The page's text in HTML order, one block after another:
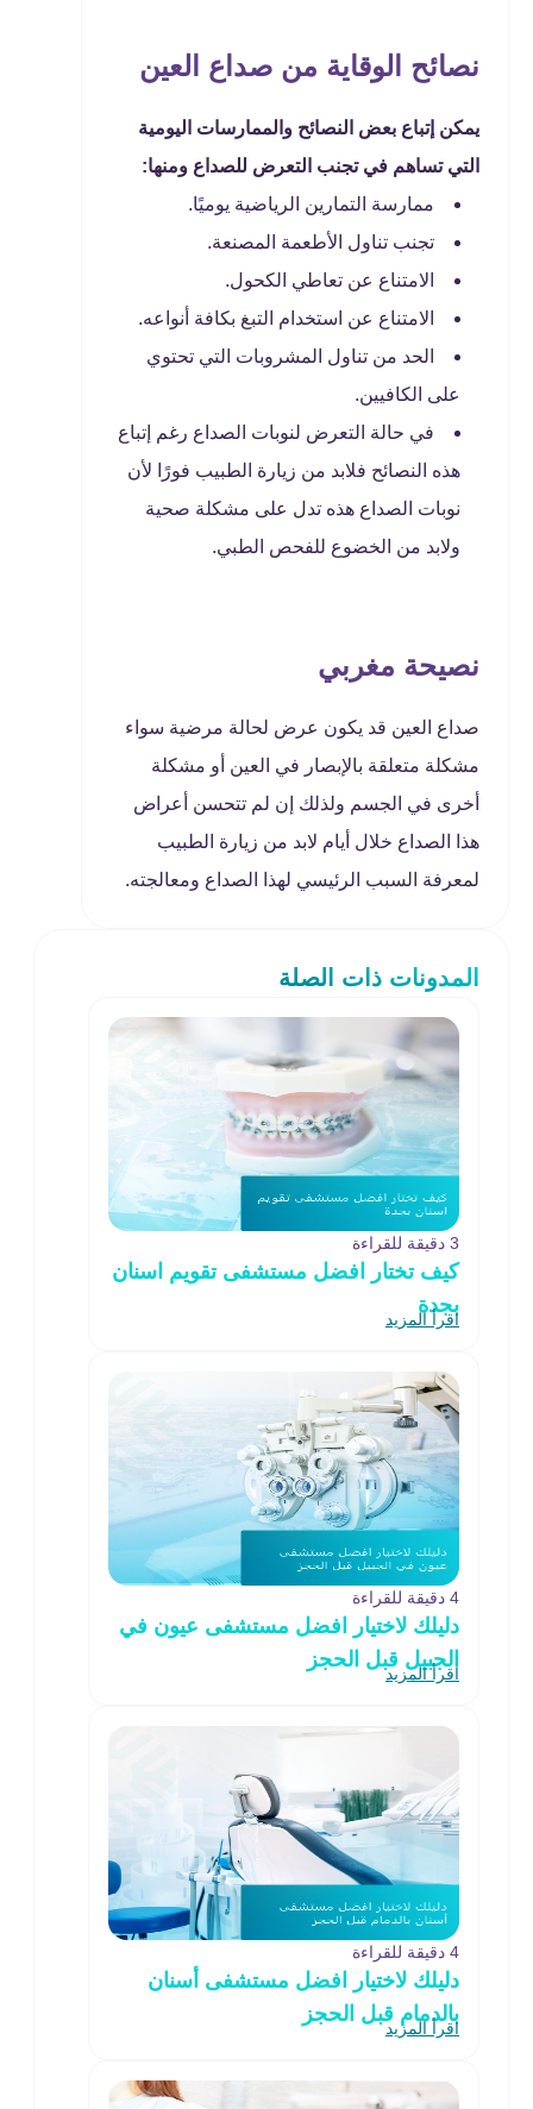
نصائح الوقاية من صداع العين
يمكن إتباع بعض النصائح والممارسات اليومية
التي تساهم في تجنب التعرض للصداع ومنها:
ممارسة التمارين الرياضية يوميًا.
تجنب تناول الأطعمة المصنعة.
الامتناع عن تعاطي الكحول.
الامتناع عن استخدام التبغ بكافة أنواعه.
الحد من تناول المشروبات التي تحتوي
على الكافيين.
في حالة التعرض لنوبات الصداع رغم إتباع
هذه النصائح فلابد من زيارة الطبيب فورًا لأن
نوبات الصداع هذه تدل على مشكلة صحية
ولابد من الخضوع للفحص الطبي.
نصيحة مغربي
صداع العين قد يكون عرض لحالة مرضية سواء
مشكلة متعلقة بالإبصار في العين أو مشكلة
أخرى في الجسم ولذلك إن لم تتحسن أعراض
هذا الصداع خلال أيام لابد من زيارة الطبيب
لمعرفة السبب الرئيسي لهذا الصداع ومعالجته.
المدونات ذات الصلة
3 دقيقة للقراءة
كيف تختار افضل مستشفى تقويم اسنان
بجدة
اقرأ المزيد
4 دقيقة للقراءة
دليلك لاختيار افضل مستشفى عيون في
الجبيل قبل الحجز
اقرأ المزيد
4 دقيقة للقراءة
دليلك لاختيار افضل مستشفى أسنان
بالدمام قبل الحجز
اقرأ المزيد